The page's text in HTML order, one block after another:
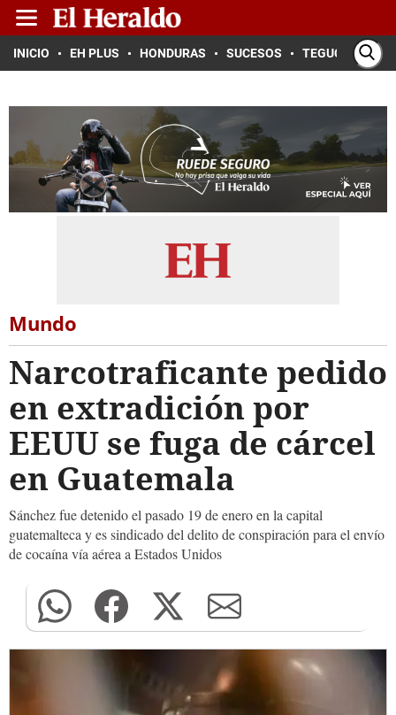
INICIO EH PLUS HONDURAS SUCESOS TEGUCIGALPA
Mundo
Narcotraficante pedido
en extradición por
EEUU se fuga de cárcel
en Guatemala
Sánchez fue detenido el pasado 19 de enero en la capital
guatemalteca y es sindicado del delito de conspiración para el envío
de cocaína vía aérea a Estados Unidos